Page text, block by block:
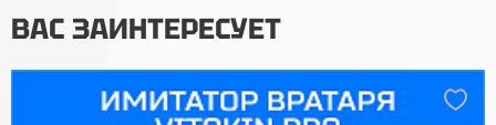
ВАС ЗАИНТЕРЕСУЕТ